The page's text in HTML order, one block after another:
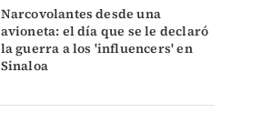
Narcovolantes desde una
avioneta: el día que se le declaró
la guerra a los 'influencers' en
Sinaloa